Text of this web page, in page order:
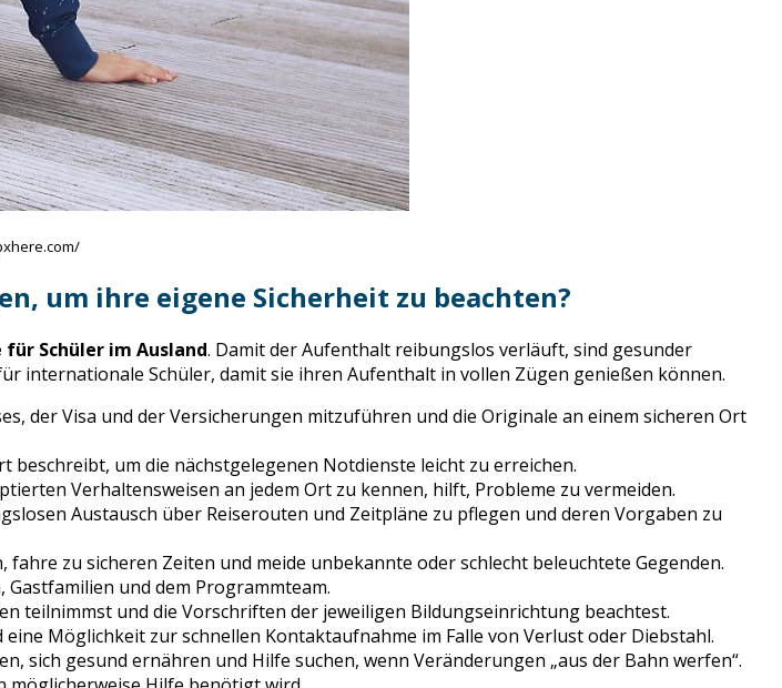
um ihre eigene Sicherheit zu beachten?
Schüler im Ausland. Damit der Aufenthalt reibungslos verläuft, sind gesunder
internationale Schüler, damit sie ihren Aufenthalt in vollen Zügen genießen können.
der Visa und der Versicherungen mitzuführen und die Originale an einem sicheren Ort
beschreibt, um die nächstgelegenen Notdienste leicht zu erreichen.
Verhaltensweisen an jedem Ort zu kennen, hilft, Probleme zu vermeiden.
Austausch über Reiserouten und Zeitpläne zu pflegen und deren Vorgaben zu
zu sicheren Zeiten und meide unbekannte oder schlecht beleuchtete Gegenden.
und dem Programmteam.
teilnimmst und die Vorschriften der jeweiligen Bildungseinrichtung beachtest.
Möglichkeit zur schnellen Kontaktaufnahme im Falle von Verlust oder Diebstahl.
sich gesund ernähren und Hilfe suchen, wenn Veränderungen „aus der Bahn werfen“.